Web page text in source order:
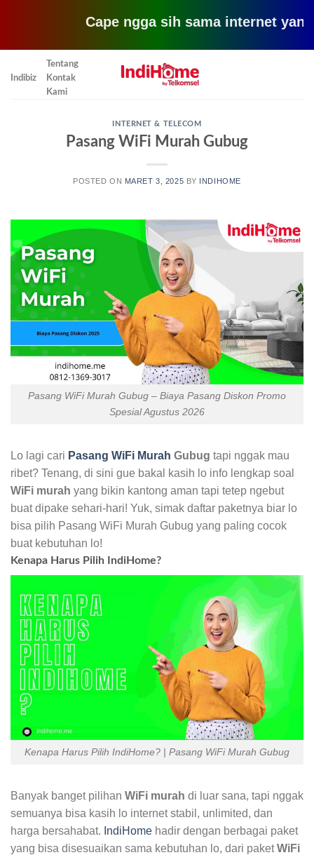
Cape ngga sih sama internet yang
Indibiz
Tentang
Kontak
Kami
INTERNET & TELECOM
Pasang WiFi Murah Gubug
POSTED ON MARET 3, 2025 BY INDIHOME
Pasang WiFi Murah Gubug – Biaya Pasang Diskon Promo
Spesial Agustus 2026
Lo lagi cari Pasang WiFi Murah Gubug tapi nggak mau
ribet? Tenang, di sini gue bakal kasih lo info lengkap soal
WiFi murah yang bikin kantong aman tapi tetep ngebut
buat dipake sehari-hari! Yuk, simak daftar paketnya biar lo
bisa pilih Pasang WiFi Murah Gubug yang paling cocok
buat kebutuhan lo!
Kenapa Harus Pilih IndiHome?
Kenapa Harus Pilih IndiHome? | Pasang WiFi Murah Gubug
Banyak banget pilihan WiFi murah di luar sana, tapi nggak
semuanya bisa kasih lo internet stabil, unlimited, dan
harga bersahabat. IndiHome hadir dengan berbagai paket
yang bisa disesuaikan sama kebutuhan lo, dari paketWiFi